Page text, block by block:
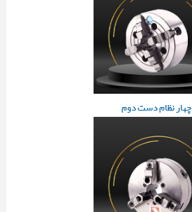
چهار نظام دست دوم